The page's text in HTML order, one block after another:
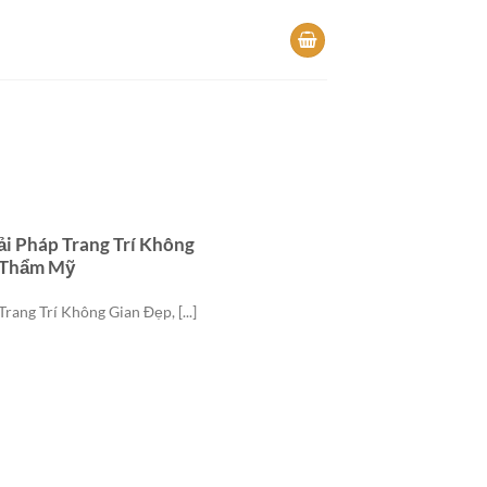
Pháp Trang Trí Không
Mỹ
Trí Không Gian Đẹp, [...]